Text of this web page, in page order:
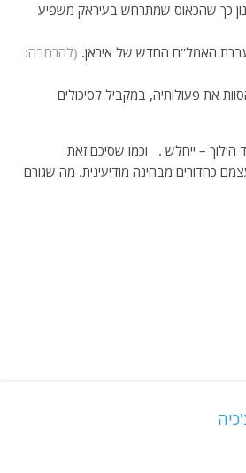
כך שהכאוס שמתרחש בעיראק משפיע
האמל"ח החדש של איראן. (להרחבה:
את פעולותיה, במקביל לסיכולים
– ייחלש . וכמו שסיכם זאת
כחדורים מבחינה מודיעינית. מה שגורם